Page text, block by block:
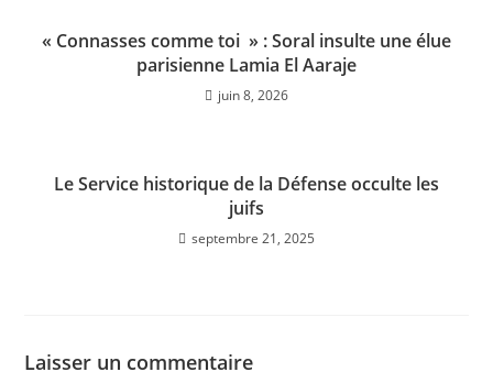
« Connasses comme toi » : Soral insulte une élue
parisienne Lamia El Aaraje
juin 8, 2026
Le Service historique de la Défense occulte les
juifs
septembre 21, 2025
Laisser un commentaire